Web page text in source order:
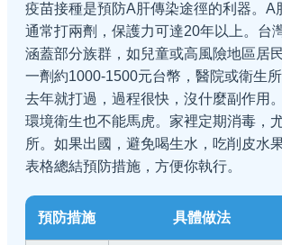
疫苗接種是預防A肝傳染途徑的利器。A
通常打兩劑，保護力可達20年以上。台
涵蓋部分族群，如兒童或高風險地區居
一劑約1000-1500元台幣，醫院或衛生
去年就打過，過程很快，沒什麼副作用。
環境衛生也不能馬虎。家裡定期消毒，
所。如果出國，避免喝生水，吃削皮水
表格總結預防措施，方便你執行。
預防措施 具體做法